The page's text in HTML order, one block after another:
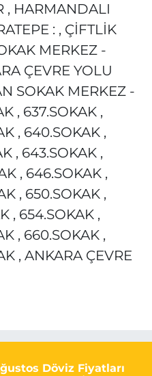
, HARMANDALI
: , ÇİFTLİK
MERKEZ -
ÇEVRE YOLU
SOKAK MERKEZ -
, 637.SOKAK ,
, 640.SOKAK ,
, 643.SOKAK ,
, 646.SOKAK ,
, 650.SOKAK ,
, 654.SOKAK ,
, 660.SOKAK ,
, ANKARA ÇEVRE
Döviz Fiyatları